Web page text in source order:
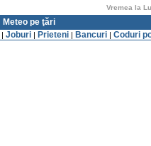
Vremea la
Meteo pe ţări
| Joburi | Prieteni | Bancuri | Coduri